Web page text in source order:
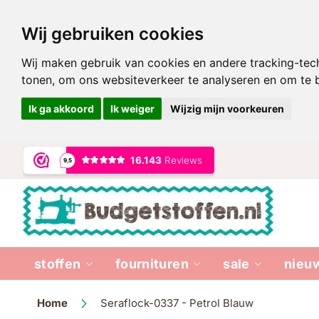
Wij gebruiken cookies
Wij maken gebruik van cookies en andere tracking-
tonen, om ons websiteverkeer te analyseren en om
Ik ga akkoord Ik weiger Wijzig mijn voorkeuren
Ga
naar
de
inhoud
stoffen fournituren sale
Home Seraflock-0337 - Petrol Blauw